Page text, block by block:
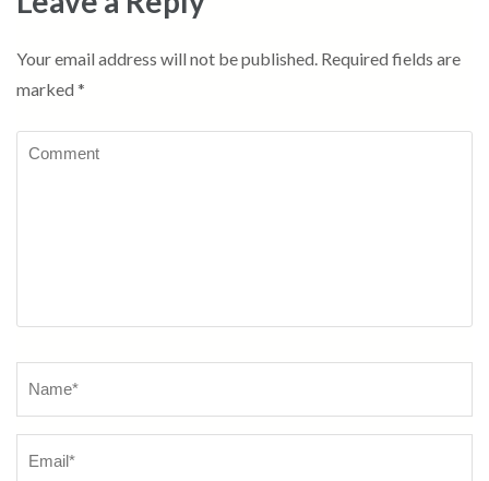
Your email address will not be published. Required fields are
marked *